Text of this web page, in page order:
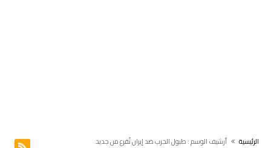
‫الرئيسية‬ ‫أرشيف الوسم :‬ طبول الحرب ضد إيران تُقرع من جديد